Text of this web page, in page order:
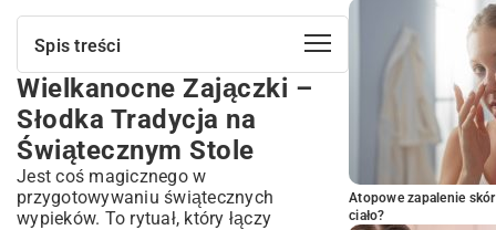
Spis treści
Wielkanocne Zajączki – Słodka Tradycja
na Świątecznym Stole
Czemu warto upiec ciasteczka zajączki?
Krótka historia wielkanocnych wypieków
Sekret Idealnych Ciasteczek Zajączków:
Składniki i Przygotowanie Ciasta
Wielkanocne Zajączki –
Słodka Tradycja na
Świątecznym Stole
Jest coś magicznego w
przygotowywaniu świątecznych
wypieków. To rytuał, który łączy
Atopowe zapalenie
ciało?